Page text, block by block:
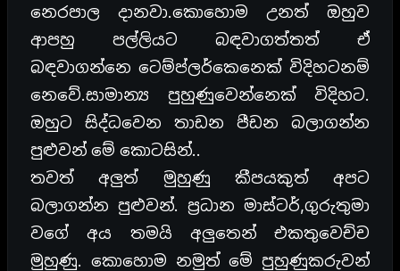
නෙරපාල දානවා.කොහොම උනත් ඔහුව
ආපහු පල්ලියට බඳවාගත්තත් ඒ
බඳවාගන්නෙ ටෙම්ප්ලර්කෙනෙක් විදිහටනම්
නෙවේ.සාමාන්‍ය පුහුණුවෙන්නෙක් විදිහට.
ඔහුට සිද්ධවෙන තාඩන පීඩන බලාගන්න
පුළුවන් මේ කොටසින්..
තවත් අලුත් මුහුණු කීපයකුත් අපට
බලාගන්න පුළුවන්. ප්‍රධාන මාස්ටර්,ගුරුතුමා
වගේ අය තමයි අලුතෙන් එකතුවෙච්ච
මුහුණු. කොහොම නමුත් මේ පුහුණුකරුවන්